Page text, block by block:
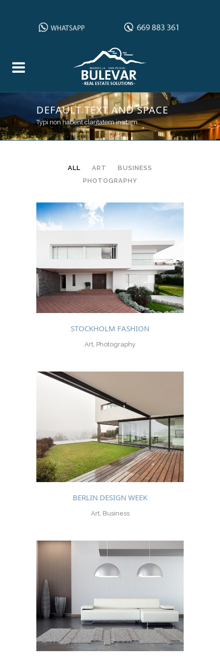
DEFAULT TEXT AND SPACE
Typi non habent claritatem insitam
ALL ART
BUSINESS
PHOTOGRAPHY
STOCKHOLM FASHION
Art, Photography
BERLIN DESIGN WEEK
Art, Business